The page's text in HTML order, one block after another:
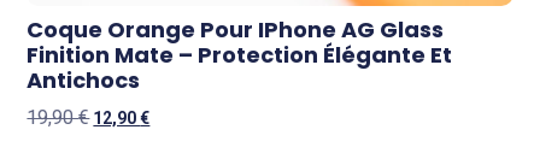
Coque Orange Pour IPhone AG Glass
Finition Mate – Protection Élégante Et
Antichocs
19,90€ 12,90€